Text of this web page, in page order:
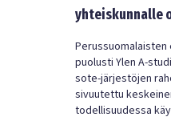
yhteiskunnalle
Perussuomalaisten
puolusti Ylen A-
sote-järjestöjen
sivuutettu
todellisuudessa